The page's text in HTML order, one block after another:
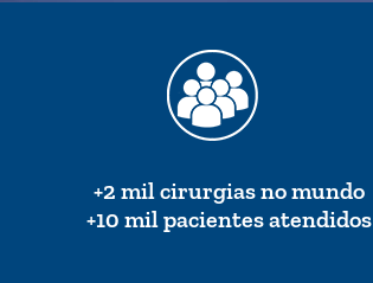
+2 mil cirurgias no mundo
+10 mil pacientes atendidos